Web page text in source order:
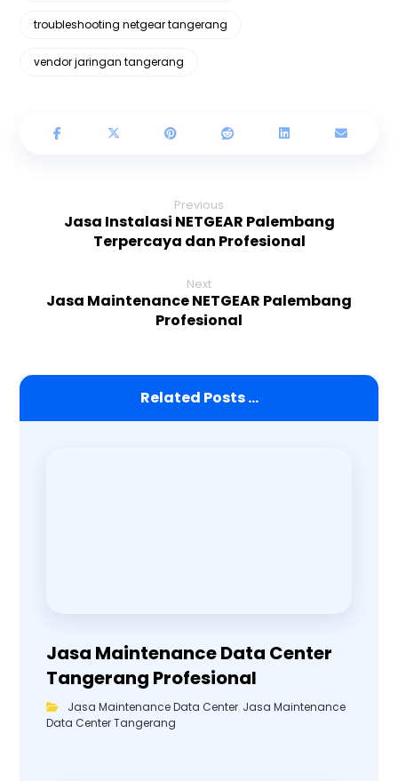
troubleshooting netgear tangerang
vendor jaringan tangerang
Previous
Jasa Instalasi NETGEAR Palembang
Terpercaya dan Profesional
Next
Jasa Maintenance NETGEAR Palembang
Profesional
Related Posts ...
Jasa Maintenance Data Center
Tangerang Profesional
Jasa Maintenance Data Center, Jasa Maintenance
Data Center Tangerang